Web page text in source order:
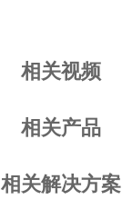
相关视频
相关产品
相关解决方案